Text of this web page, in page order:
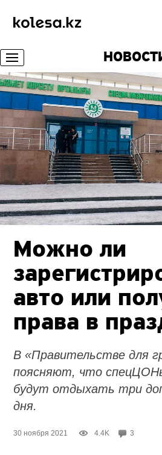
Можно ли
авто или
права в
В «Правительстве для
поясняют, что
будут отдыхать три
дня.
30 ноября 2021 4.4K 3